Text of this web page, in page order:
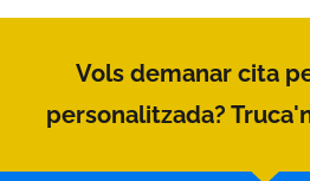
Vols demanar cita
personalitzada?